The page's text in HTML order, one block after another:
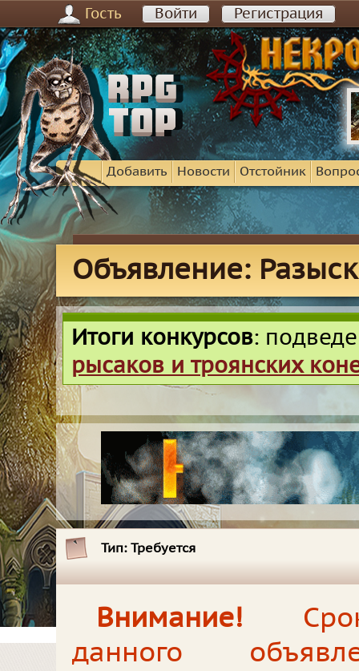
Гость Войти Регистрация
Добавить Новости Отстойник
Объявление:
Итоги конкурсов:
рысаков и троянских
Тип: Требуется
Внимание!
данного